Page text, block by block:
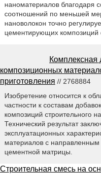
наноматериалов благодаря
соотношений по меньшей
нановолокон точно
цементирующих композиций
Комплексная
композиционных
приготовления // 2768884
Изобретение относится к
частности к составам
композиций строительного
Технический результат
эксплуатационных
материалов с направленным
цементной матрицы.
Строительная смесь на